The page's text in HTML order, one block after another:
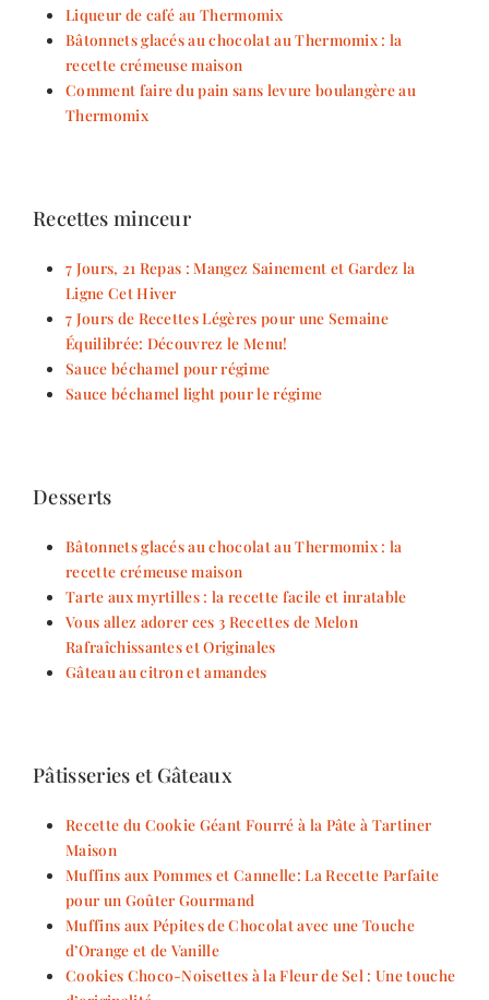
Liqueur de café au Thermomix
Bâtonnets glacés au chocolat au Thermomix : la
recette crémeuse maison
Comment faire du pain sans levure boulangère au
Thermomix
Recettes minceur
7 Jours, 21 Repas : Mangez Sainement et Gardez la
Ligne Cet Hiver
7 Jours de Recettes Légères pour une Semaine
Équilibrée: Découvrez le Menu!
Sauce béchamel pour régime
Sauce béchamel light pour le régime
Desserts
Bâtonnets glacés au chocolat au Thermomix : la
recette crémeuse maison
Tarte aux myrtilles : la recette facile et inratable
Vous allez adorer ces 3 Recettes de Melon
Rafraîchissantes et Originales
Gâteau au citron et amandes
Pâtisseries et Gâteaux
Recette du Cookie Géant Fourré à la Pâte à Tartiner
Maison
Muffins aux Pommes et Cannelle: La Recette Parfaite
pour un Goûter Gourmand
Muffins aux Pépites de Chocolat avec une Touche
d’Orange et de Vanille
Cookies Choco-Noisettes à la Fleur de Sel : Une touche